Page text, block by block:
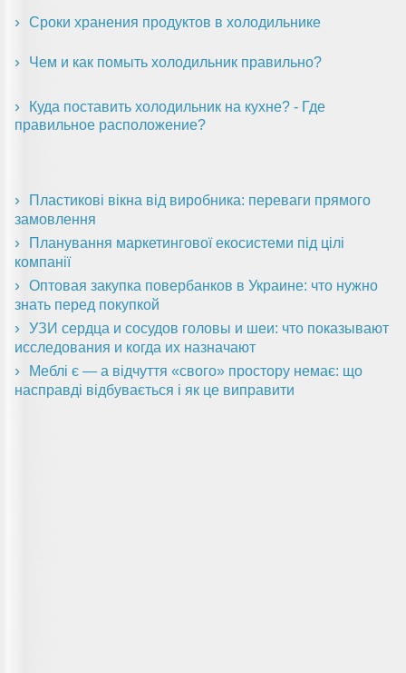
Сроки хранения продуктов в холодильнике
Чем и как помыть холодильник правильно?
Куда поставить холодильник на кухне? - Где
правильное расположение?
Пластикові вікна від виробника: переваги прямого
замовлення
Планування маркетингової екосистеми під цілі
компанії
Оптовая закупка повербанков в Украине: что нужно
знать перед покупкой
УЗИ сердца и сосудов головы и шеи: что показывают
исследования и когда их назначают
Меблі є — а відчуття «свого» простору немає: що
насправді відбувається і як це виправити